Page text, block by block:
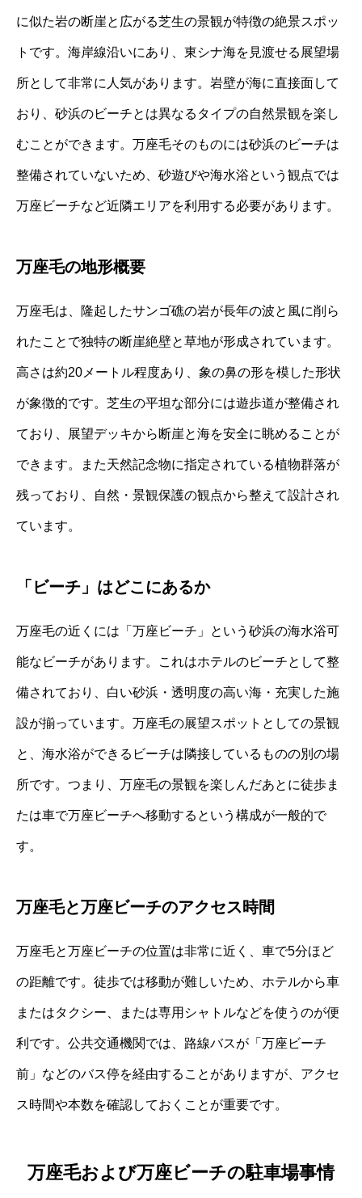
に似た岩の断崖と広がる芝生の景観が特徴の絶景スポッ
トです。海岸線沿いにあり、東シナ海を見渡せる展望場
所として非常に人気があります。岩壁が海に直接面して
おり、砂浜のビーチとは異なるタイプの自然景観を楽し
むことができます。万座毛そのものには砂浜のビーチは
整備されていないため、砂遊びや海水浴という観点では
万座ビーチなど近隣エリアを利用する必要があります。
万座毛の地形概要
万座毛は、隆起したサンゴ礁の岩が長年の波と風に削ら
れたことで独特の断崖絶壁と草地が形成されています。
高さは約20メートル程度あり、象の鼻の形を模した形状
が象徴的です。芝生の平坦な部分には遊歩道が整備され
ており、展望デッキから断崖と海を安全に眺めることが
できます。また天然記念物に指定されている植物群落が
残っており、自然・景観保護の観点から整えて設計され
ています。
「ビーチ」はどこにあるか
万座毛の近くには「万座ビーチ」という砂浜の海水浴可
能なビーチがあります。これはホテルのビーチとして整
備されており、白い砂浜・透明度の高い海・充実した施
設が揃っています。万座毛の展望スポットとしての景観
と、海水浴ができるビーチは隣接しているものの別の場
所です。つまり、万座毛の景観を楽しんだあとに徒歩ま
たは車で万座ビーチへ移動するという構成が一般的で
す。
万座毛と万座ビーチのアクセス時間
万座毛と万座ビーチの位置は非常に近く、車で5分ほど
の距離です。徒歩では移動が難しいため、ホテルから車
またはタクシー、または専用シャトルなどを使うのが便
利です。公共交通機関では、路線バスが「万座ビーチ
前」などのバス停を経由することがありますが、アクセ
ス時間や本数を確認しておくことが重要です。
万座毛および万座ビーチの駐車場事情